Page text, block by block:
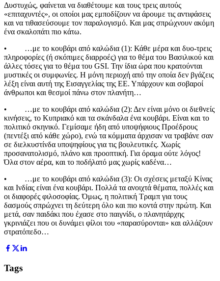
Δυστυχώς, φαίνεται να διαθέτουμε και τους τρεις αυτούς
«επιταχυντές», οι οποίοι μας εμποδίζουν να άρουμε τις αντιφάσεις
και να τιθασεύσουμε τον παραλογισμό. Και μας σπρώχνουν ακόμη
ένα σκαλοπάτι πιο κάτω.
• …με το κουβάρι από καλώδια (1): Κάθε μέρα και δυο-τρεις
πληροφορίες (ή σκόπιμες διαρροές) για το θέμα του Βασιλικού και
άλλες τόσες για το θέμα του GSI. Την ίδια ώρα που κρατούνται
μυστικές οι συμφωνίες. Η μόνη περιοχή από την οποία δεν βγάζεις
λέξη είναι αυτή της Εισαγγελίας της ΕΕ. Υπάρχουν και σοβαροί
άνθρωποι και θεσμοί πάνω στον πλανήτη…
• …με το κουβάρι από καλώδια (2): Δεν είναι μόνο οι διεθνείς
κινήσεις, το Κυπριακό και τα σκάνδαλα ένα κουβάρι. Είναι και το
πολιτικό σκηνικό. Γεμίσαμε ήδη από υποψήφιους Προέδρους
(πεντέξι από κάθε χώρο), ενώ τα κόμματα άρχισαν να τραβάνε σαν
σε διελκυστίνδα υποψηφίους για τις βουλευτικές. Χωρίς
προσανατολισμό, πλάνο και προοπτική. Για όραμα ούτε λόγος!
Όλα στον αέρα, και το ποδήλατό μας χωρίς καδένα…
• …με το κουβάρι από καλώδια (3): Οι σχέσεις μεταξύ Κίνας
και Ινδίας είναι ένα κουβάρι. Πολλά τα ανοιχτά θέματα, πολλές και
οι διαφορές φιλοσοφίας. Όμως, η πολιτική Τραμπ για τους
δασμούς σπρώχνει τη δεύτερη όλο και πιο κοντά στην πρώτη. Και
μετά, σαν παιδάκι που έχασε στο παιγνίδι, ο πλανητάρχης
γκρινιάζει που οι δυνάμει φίλοι του «παρασύρονται» και αλλάζουν
στρατόπεδο…
Tags